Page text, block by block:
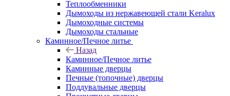
Теплообменники
Дымоходы из нержавеющей стали Keralux
Дымоходные системы
Дымоходы стальные
Каминное/Печное литье
Назад
Каминное/Печное литье
Каминные дверцы
Печные (топочные) дверцы
Поддувальные дверцы